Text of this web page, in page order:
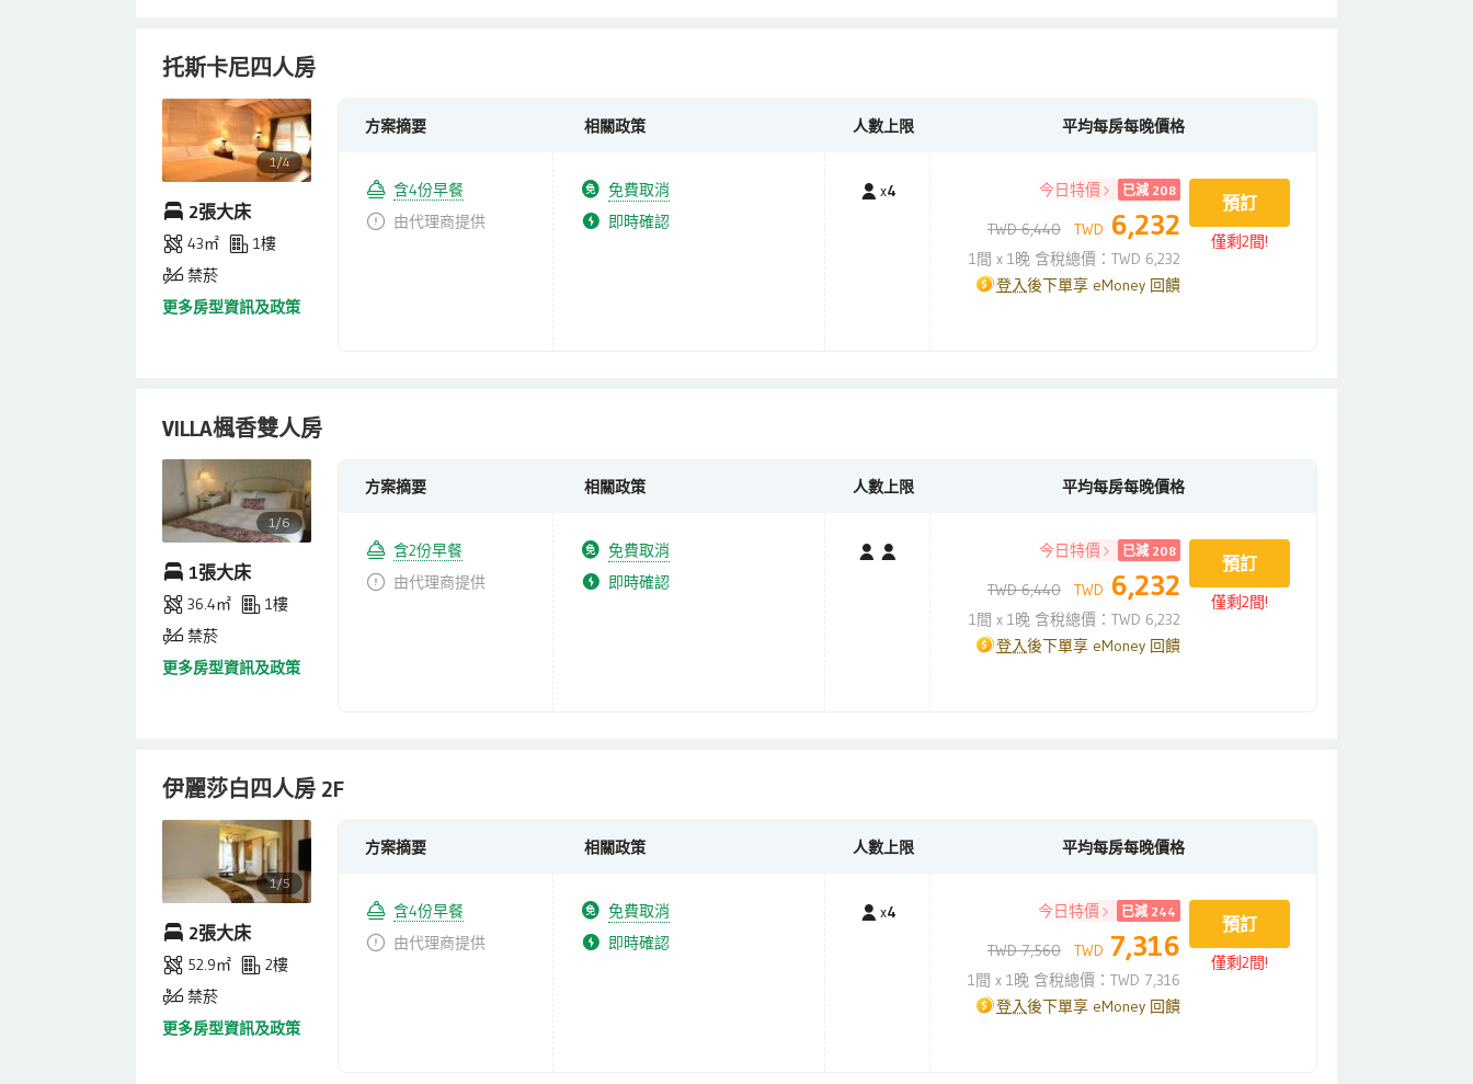
托斯卡尼四人房
1/4
2張大床
43㎡
1樓
禁菸
更多房型資訊及政策
方案摘要 相關政策 人數上限 平均每房每晚價格
含4份早餐
由代理商提供
免費取消
即時確認
x4 今日特價 已減 208
TWD 6,440 TWD 6,232
1間 x 1晚 含稅總價：TWD 6,232
登入後下單享 eMoney 回饋
預訂
僅剩2間!
VILLA楓香雙人房
1/6
1張大床
36.4㎡
1樓
禁菸
更多房型資訊及政策
方案摘要 相關政策 人數上限 平均每房每晚價格
含2份早餐
由代理商提供
免費取消
即時確認
今日特價 已減 208
TWD 6,440 TWD 6,232
1間 x 1晚 含稅總價：TWD 6,232
登入後下單享 eMoney 回饋
預訂
僅剩2間!
伊麗莎白四人房 2F
1/5
2張大床
52.9㎡
2樓
禁菸
更多房型資訊及政策
方案摘要 相關政策 人數上限 平均每房每晚價格
含4份早餐
由代理商提供
免費取消
即時確認
x4 今日特價 已減 244
TWD 7,560 TWD 7,316
1間 x 1晚 含稅總價：TWD 7,316
登入後下單享 eMoney 回饋
預訂
僅剩2間!